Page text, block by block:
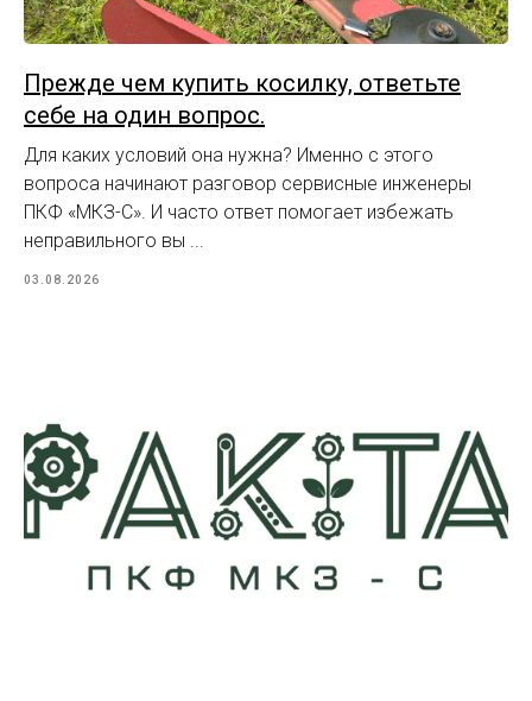
Прежде чем купить косилку, ответьте
себе на один вопрос.
Для каких условий она нужна? Именно с этого
вопроса начинают разговор сервисные инженеры
ПКФ «МКЗ-С». И часто ответ помогает избежать
неправильного вы ...
03.08.2026